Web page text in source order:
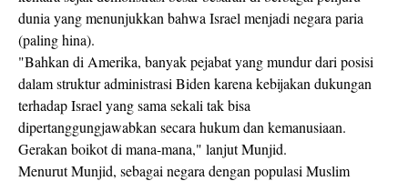
dunia yang menunjukkan bahwa Israel menjadi negara paria
(paling hina).
"Bahkan di Amerika, banyak pejabat yang mundur dari posisi
dalam struktur administrasi Biden karena kebijakan dukungan
terhadap Israel yang sama sekali tak bisa
dipertanggungjawabkan secara hukum dan kemanusiaan.
Gerakan boikot di mana-mana," lanjut Munjid.
Menurut Munjid, sebagai negara dengan populasi Muslim